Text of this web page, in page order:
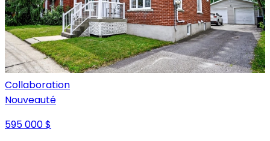
Collaboration
Nouveauté
595 000 $